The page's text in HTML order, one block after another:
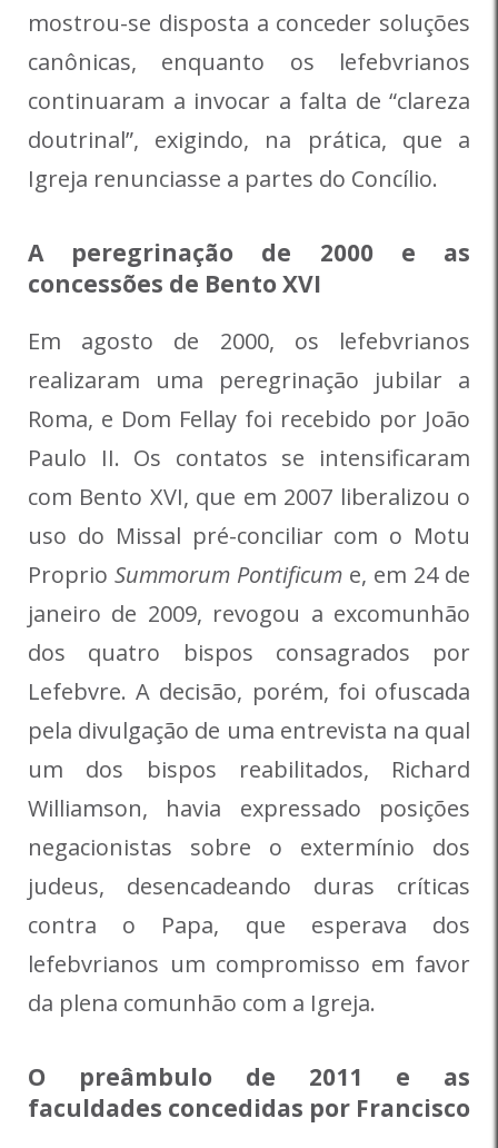
mostrou-se disposta a conceder soluções
canônicas, enquanto os lefebvrianos
continuaram a invocar a falta de “clareza
doutrinal”, exigindo, na prática, que a
Igreja renunciasse a partes do Concílio.
A peregrinação de 2000 e as
concessões de Bento XVI
Em agosto de 2000, os lefebvrianos
realizaram uma peregrinação jubilar a
Roma, e Dom Fellay foi recebido por João
Paulo II. Os contatos se intensificaram
com Bento XVI, que em 2007 liberalizou o
uso do Missal pré-conciliar com o Motu
Proprio Summorum Pontificum e, em 24 de
janeiro de 2009, revogou a excomunhão
dos quatro bispos consagrados por
Lefebvre. A decisão, porém, foi ofuscada
pela divulgação de uma entrevista na qual
um dos bispos reabilitados, Richard
Williamson, havia expressado posições
negacionistas sobre o extermínio dos
judeus, desencadeando duras críticas
contra o Papa, que esperava dos
lefebvrianos um compromisso em favor
da plena comunhão com a Igreja.
O preâmbulo de 2011 e as
faculdades concedidas por Francisco